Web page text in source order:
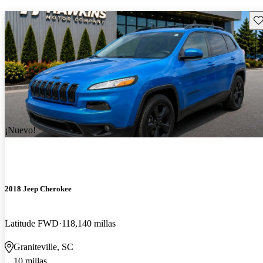
¡Nuevo!
2018 Jeep Cherokee
Latitude FWD 118,140 millas
Graniteville, SC